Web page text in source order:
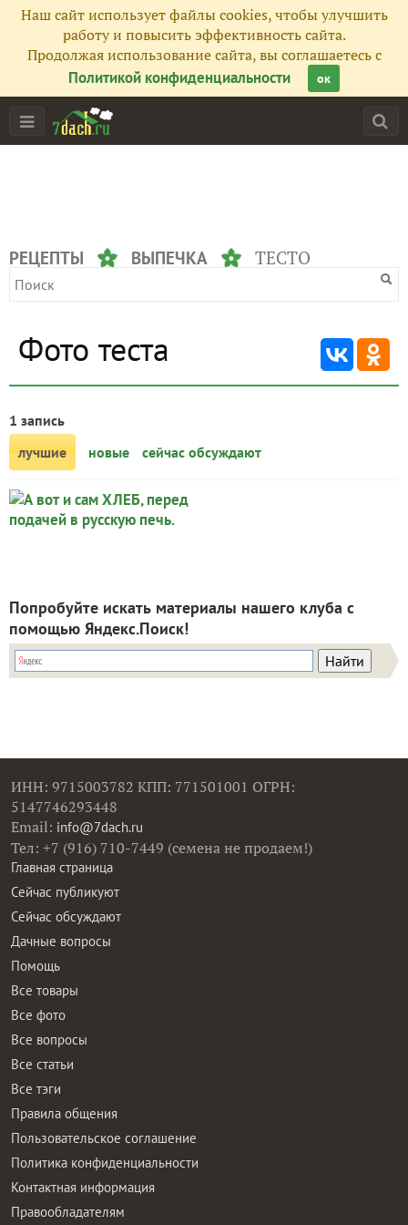
Наш сайт использует файлы cookies, чтобы улучшить
работу и повысить эффективность сайта.
Продолжая использование сайта, вы соглашаетесь с
Политикой конфиденциальности
ок
РЕЦЕПТЫ ВЫПЕЧКА ТЕСТО
Фото теста
1 запись
лучшие
новые сейчас обсуждают
перед подачей в
русскую печь.
Svetlana74
Попробуйте искать материалы нашего клуба с
помощью Яндекс.Поиск!
ИНН: 9715003782 КПП: 771501001 ОГРН:
5147746293448
Email: info@7dach.ru
Тел: +7 (916) 710-7449 (семена не продаем!)
Главная страница
Сейчас публикуют
Сейчас обсуждают
Дачные вопросы
Помощь
Все товары
Все фото
Все вопросы
Все статьи
Все тэги
Правила общения
Пользовательское соглашение
Политика конфиденциальности
Контактная информация
Правообладателям